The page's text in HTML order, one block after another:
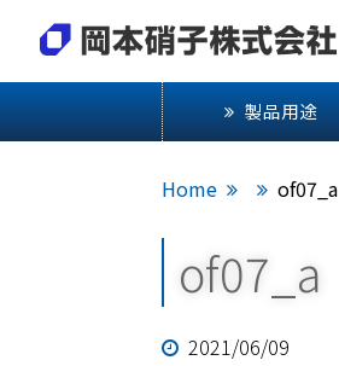
製品用途
Home of07_a
of07_a
2021/06/09